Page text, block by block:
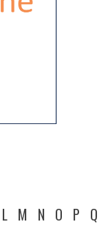
L M N O P Q